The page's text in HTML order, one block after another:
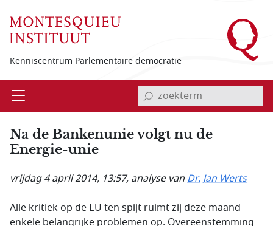
Kenniscentrum Parlementaire democratie
Open invoerveld zoekterm
Na de Bankenunie volgt nu de
Energie-unie
vrijdag 4 april 2014, 13:57, analyse vanDr. Jan Werts
Alle kritiek op de EU ten spijt ruimt zij deze maand
enkele belangrijke problemen op. Overeenstemming